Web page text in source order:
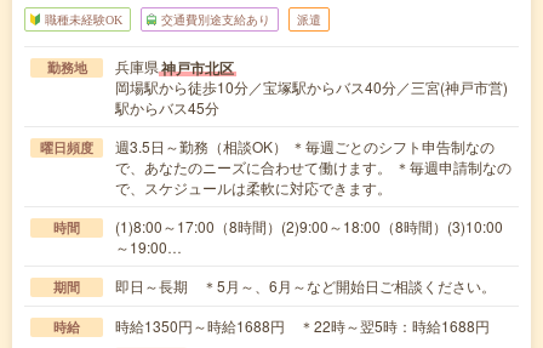
職種未経験OK 交通費別途支給あり 派遣
勤務地 兵庫県神戸市北区
岡場駅から徒歩10分／宝塚駅からバス40分／三宮(神戸市営)
駅からバス45分
曜日頻度
週3.5日～勤務（相談OK） ＊毎週ごとのシフト申告制なの
で、あなたのニーズに合わせて働けます。 ＊毎週申請制なの
で、スケジュールは柔軟に対応できます。
時間
(1)8:00～17:00（8時間）(2)9:00～18:00（8時間）(3)10:00
～19:00…
期間 即日～長期 ＊5月～、6月～など開始日ご相談ください。
時給 時給1350円～時給1688円 ＊22時～翌5時：時給1688円